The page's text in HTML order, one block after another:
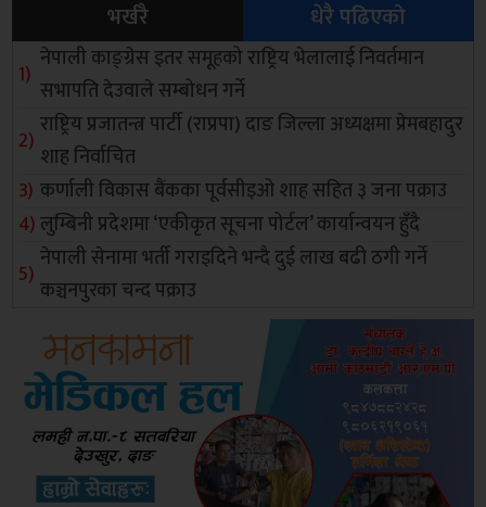
भर्खरै
धेरै पढिएको
नेपाली काङ्ग्रेस इतर समूहको राष्ट्रिय भेलालाई निवर्तमान
सभापति देउवाले सम्बोधन गर्ने
राष्ट्रिय प्रजातन्त्र पार्टी (राप्रपा) दाङ जिल्ला अध्यक्षमा प्रेमबहादुर
शाह निर्वाचित
कर्णाली विकास बैंकका पूर्वसीइओ शाह सहित ३ जना पक्राउ
लुम्बिनी प्रदेशमा ‘एकीकृत सूचना पोर्टल’ कार्यान्वयन हुँदै
नेपाली सेनामा भर्ती गराइदिने भन्दै दुई लाख बढी ठगी गर्ने
कञ्चनपुरका चन्द पक्राउ